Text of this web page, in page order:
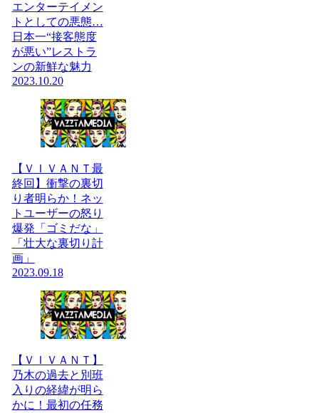
エンターテイメン
トとしての悪態…
日本一“接客態度
が悪い”レストラ
ンの新鮮な魅力
2023.10.20
【ＶＩＶＡＮＴ最
終回】衝撃の裏切
り者明らか！ネッ
トユーザーの怒り
爆発「ゴミだな」
「壮大な裏切り計
画」
2023.09.18
【ＶＩＶＡＮＴ】
乃木の過去と別班
入りの経緯が明ら
かに！最初の任務